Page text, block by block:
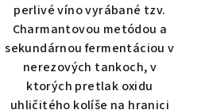
perlivé víno vyrábané tzv.
Charmantovou metódou a
sekundárnou fermentáciou v
nerezových tankoch, v
ktorých pretlak oxidu
uhličitého kolíše na hranici